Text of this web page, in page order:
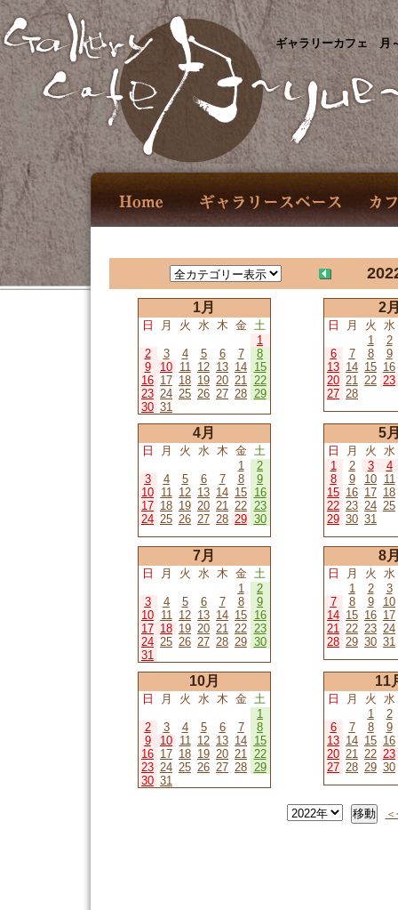
ギャラリーカフェ 月
1月
日 月 火 水 木 金 土
1
2
3 4 5 6 7
8
9
10 11 12 13 14 15
16 17 18 19 20 21 22
23 24 25 26 27 28 29
30 31
2
日 月 火
水
1
2
6
7 8
9
13 14 15 16
20 21 22 23
27 28
4月
日 月 火 水 木 金 土
1
2
3
4 5 6 7 8
9
10 11 12 13 14 15 16
17 18 19 20 21 22 23
24 25 26 27 28 29 30
5
日 月 火
水
1
2 3
4
8
9 10 11
15 16 17 18
22 23 24 25
29 30 31
7月
日 月 火 水 木 金 土
1
2
3
4 5 6 7 8
9
10 11 12 13 14 15 16
17 18 19 20 21 22 23
24 25 26 27 28 29 30
31
8
日 月 火
水
1
2
3
7
8 9
10
14 15 16 17
21 22 23 24
28 29 30 31
10月
日 月 火 水 木 金 土
1
2
3 4 5 6 7
8
9
10 11 12 13 14 15
16 17 18 19 20 21 22
23 24 25 26 27 28 29
30 31
11
日 月 火
水
1
2
6
7 8
9
13 14 15 16
20 21 22 23
27 28 29 30